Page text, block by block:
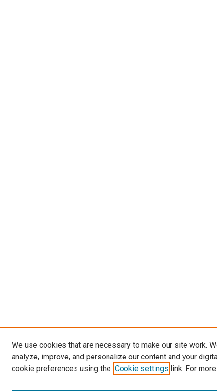
We use cookies that are necessary to make our site work.
analyze, improve, and personalize our content and your
cookie preferences using the Cookie settings link. For